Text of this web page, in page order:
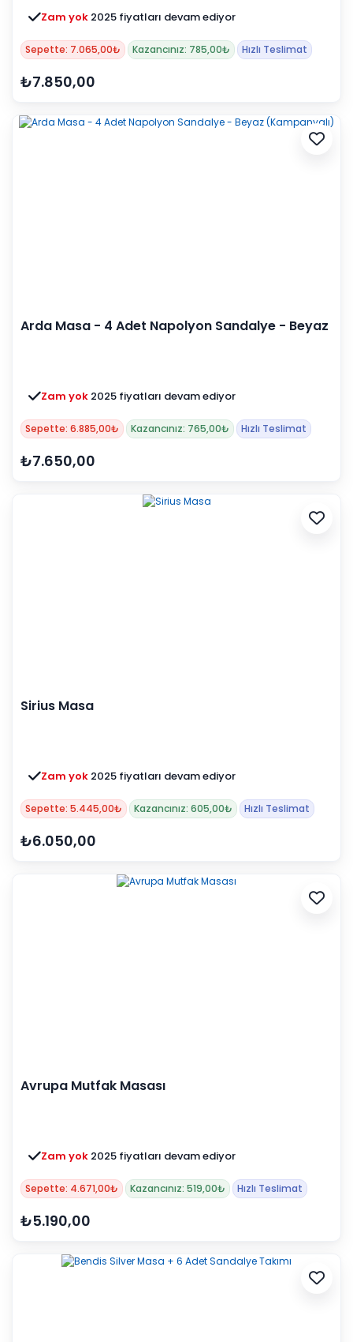
Zam yok 2025 fiyatları devam ediyor
Sepette: 7.065,00₺ Kazancınız: 785,00₺ Hızlı Teslimat
₺7.850,00
Arda Masa - 4 Adet Napolyon Sandalye - Beyaz
Zam yok 2025 fiyatları devam ediyor
Sepette: 6.885,00₺ Kazancınız: 765,00₺ Hızlı Teslimat
₺7.650,00
Sirius Masa
Zam yok 2025 fiyatları devam ediyor
Sepette: 5.445,00₺ Kazancınız: 605,00₺ Hızlı Teslimat
₺6.050,00
Avrupa Mutfak Masası
Zam yok 2025 fiyatları devam ediyor
Sepette: 4.671,00₺ Kazancınız: 519,00₺ Hızlı Teslimat
₺5.190,00